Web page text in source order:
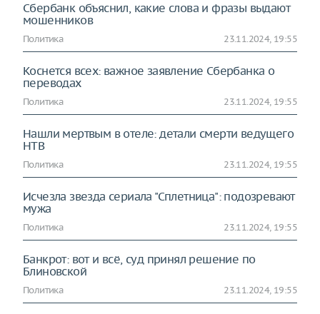
Сбербанк объяснил, какие слова и фразы выдают
мошенников
Политика 23.11.2024, 19:55
Коснется всех: важное заявление Сбербанка о
переводах
Политика 23.11.2024, 19:55
Нашли мертвым в отеле: детали смерти ведущего
НТВ
Политика 23.11.2024, 19:55
Исчезла звезда сериала "Сплетница": подозревают
мужа
Политика 23.11.2024, 19:55
Банкрот: вот и всё, суд принял решение по
Блиновской
Политика 23.11.2024, 19:55